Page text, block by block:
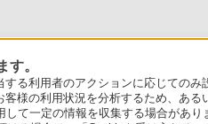
。
る利用者のアクションに応じての
様の利用状況を分析するため、ある
て一定の情報を収集する場合があ